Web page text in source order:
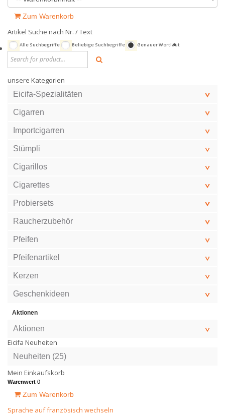
Zum Warenkorb
Artikel Suche nach Nr. / Text
Alle Suchbegriffe Beliebige Suchbegriffe Genauer Wortlaut
unsere Kategorien
Eicifa-Spezialitäten
Cigarren
Importcigarren
Stümpli
Cigarillos
Cigarettes
Probiersets
Raucherzubehör
Pfeifen
Pfeifenartikel
Kerzen
Geschenkideen
Aktionen
Aktionen
Eicifa Neuheiten
Neuheiten (25)
Mein Einkaufskorb
Warenwert 0
Zum Warenkorb
Sprache auf französisch wechseln